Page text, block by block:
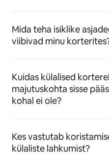
Mida teha isiklike
viibivad minu
Kuidas külalised
majutuskohta sisse
kohal ei ole?
Kes vastutab
külaliste lahkumist?